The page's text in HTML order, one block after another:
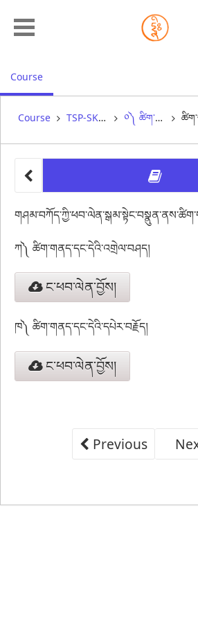
Course, current location
Course TSP-SK1-48 སྒྲུབ་བརྒྱུད་ཤིང་རྟ་བརྒྱད་ངོས་འཛིན། ༠༽ ཚིག་གསར་བྱང་བུ། (སྐར་མ། 15/སྐར་མ། 15)
ཀ༽ ཚིག་གནད་དང་དེའི་འགྲེལ་བཤད།
ང་ཕབ་ལེན་བྱོས།
ཁ༽ ཚིག་གནད་དང་དེའི་དཔེར་བརྗོད།
ང་ཕབ་ལེན་བྱོས།
Previous